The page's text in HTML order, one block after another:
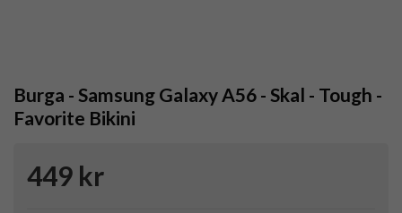
Burga - Samsung Galaxy A56 - Skal - Tough -
Favorite Bikini
449 kr